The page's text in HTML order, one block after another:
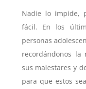
Nadie lo impide,
fácil. En los
personas
recordándonos
sus malestares y
para que estos